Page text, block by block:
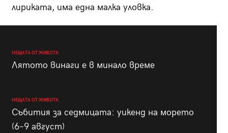
лириката, има една малка уловка.
НЕЩАТА ОТ ЖИВОТА
Лятото винаги е в минало време
НЕЩАТА ОТ ЖИВОТА
Събития за седмицата: уикенд на морето
(6–9 август)